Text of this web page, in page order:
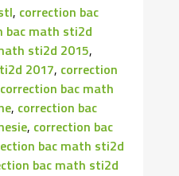
, correction bac
bac math sti2d
sti2d 2015,
2017, correction
correction bac math
, correction bac
, correction bac
bac math sti2d
bac math sti2d